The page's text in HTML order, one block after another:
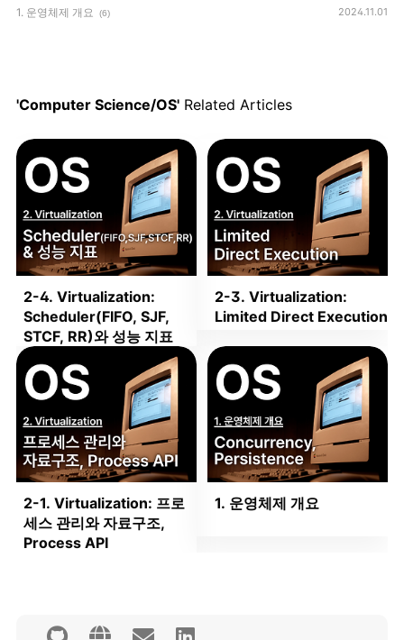
1. 운영체제 개요 (6) 2024.11.01
'Computer Science/OS' Related Articles
2-4. Virtualization:
Scheduler(FIFO, SJF,
STCF, RR)와 성능 지표
2-3. Virtualization:
Limited Direct Execution
2-1. Virtualization: 프로
세스 관리와 자료구조,
Process API
1. 운영체제 개요